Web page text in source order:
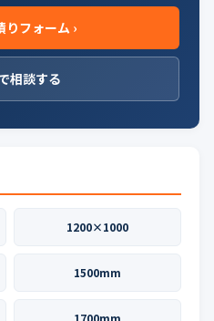
りフォーム ›
相談する
1200×1000
1500mm